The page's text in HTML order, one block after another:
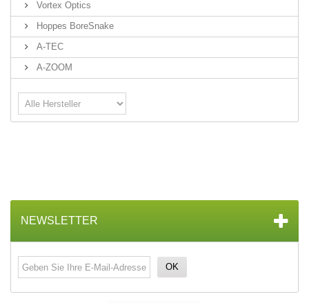
Vortex Optics
Hoppes BoreSnake
A-TEC
A-ZOOM
NEWSLETTER
OK